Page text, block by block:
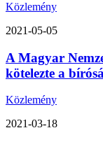
Közlemény
2021-05-05
A Magyar
kötelezte a
Közlemény
2021-03-18